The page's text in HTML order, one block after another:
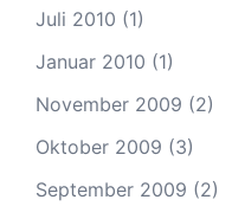
Juli 2010 (1)
Januar 2010 (1)
November 2009 (2)
Oktober 2009 (3)
September 2009 (2)